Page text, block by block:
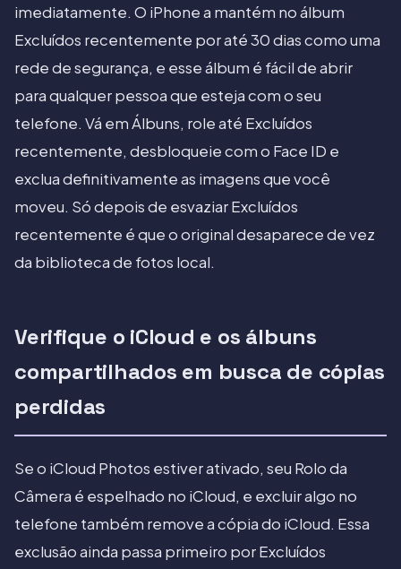
imediatamente. O iPhone a mantém no álbum
Excluídos recentemente por até 30 dias como uma
rede de segurança, e esse álbum é fácil de abrir
para qualquer pessoa que esteja com o seu
telefone. Vá em Álbuns, role até Excluídos
recentemente, desbloqueie com o Face ID e
exclua definitivamente as imagens que você
moveu. Só depois de esvaziar Excluídos
recentemente é que o original desaparece de vez
da biblioteca de fotos local.
Verifique o iCloud e os álbuns
compartilhados em busca de cópias
perdidas
Se o iCloud Photos estiver ativado, seu Rolo da
Câmera é espelhado no iCloud, e excluir algo no
telefone também remove a cópia do iCloud. Essa
exclusão ainda passa primeiro por Excluídos